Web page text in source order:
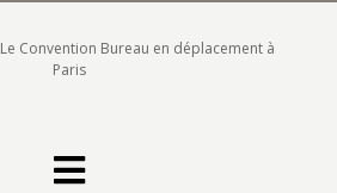
Le Convention Bureau en déplacement à
Paris
